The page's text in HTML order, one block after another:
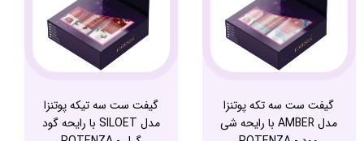
گیفت ست سه تکه پوتنزا
مدل AMBER با رایحه شی
گیفت ست سه تیکه پوتنزا
مدل SILOET با رایحه گود